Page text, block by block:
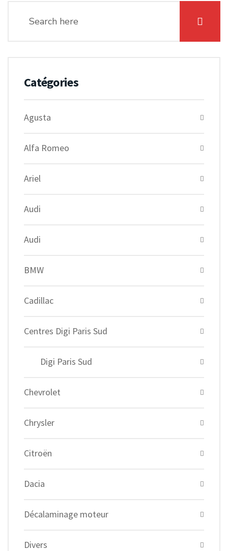
Catégories
Agusta
Alfa Romeo
Ariel
Audi
Audi
BMW
Cadillac
Centres Digi Paris Sud
Digi Paris Sud
Chevrolet
Chrysler
Citroën
Dacia
Décalaminage moteur
Divers